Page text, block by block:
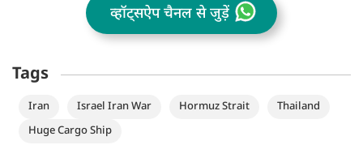
व्हॉट्सऐप चैनल से जुड़ें
Tags
Iran Israel Iran War Hormuz Strait
Thailand
Huge Cargo Ship